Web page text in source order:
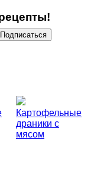
Картофельные
драники с
мясом